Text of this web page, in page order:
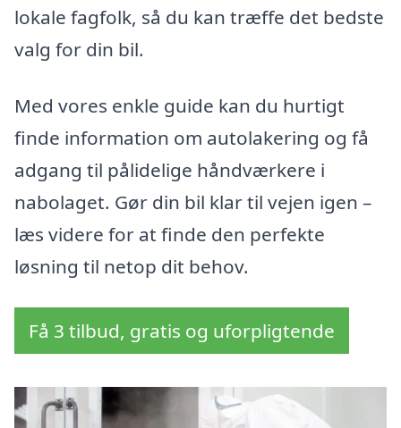
lokale fagfolk, så du kan træffe det bedste
valg for din bil.
Med vores enkle guide kan du hurtigt
finde information om autolakering og få
adgang til pålidelige håndværkere i
nabolaget. Gør din bil klar til vejen igen –
læs videre for at finde den perfekte
løsning til netop dit behov.
Få 3 tilbud, gratis og uforpligtende